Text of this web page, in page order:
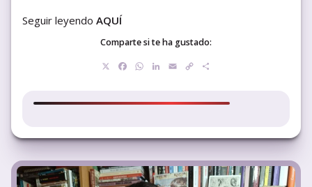
Seguir leyendo AQUÍ
Comparte si te ha gustado:
Facebook
WhatsApp
LinkedIn
EmailCopy